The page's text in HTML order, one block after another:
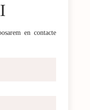
en contacte